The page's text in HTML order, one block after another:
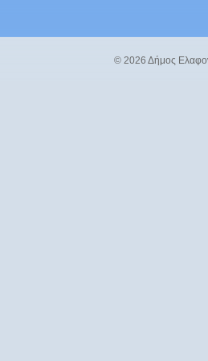
© 2026 Δήμος